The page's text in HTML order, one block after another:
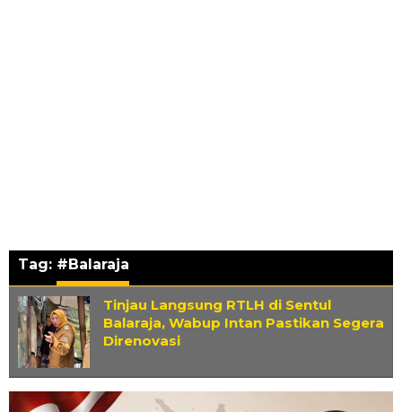
Tag: #Balaraja
Tinjau Langsung RTLH di Sentul
Balaraja, Wabup Intan Pastikan Segera
Direnovasi